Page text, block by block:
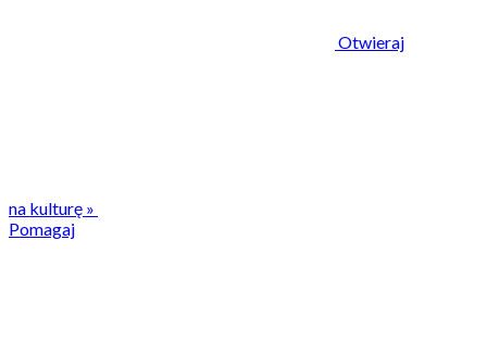
Otwieraj
na kulturę »
Pomagaj